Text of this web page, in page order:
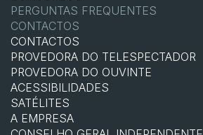
PERGUNTAS FREQUENTES
CONTACTOS
CONTACTOS
PROVEDORA DO TELESPECTADOR
PROVEDORA DO OUVINTE
ACESSIBILIDADES
SATÉLITES
A EMPRESA